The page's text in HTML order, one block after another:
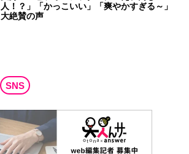
人！？」「かっこいい」「爽やかすぎる～」
大絶賛の声
SNS